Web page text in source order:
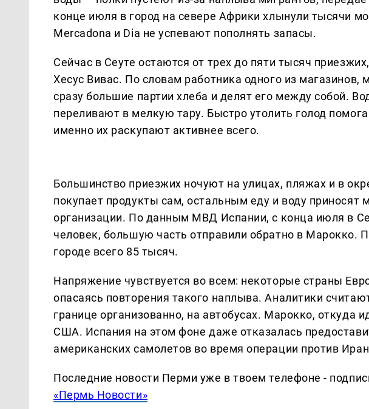
конце июля в город на севере Африки хлынули тысячи
Mercadona и Dia не успевают пополнять запасы.
Сейчас в Сеуте остаются от трех до пяти тысяч
Хесус Вивас. По словам работника одного из магазинов,
сразу большие партии хлеба и делят его между собой.
переливают в мелкую тару. Быстро утолить голод
именно их раскупают активнее всего.
Большинство приезжих ночуют на улицах, пляжах и в
покупает продукты сам, остальным еду и воду
организации. По данным МВД Испании, с конца июля в
человек, большую часть отправили обратно в Марокко.
городе всего 85 тысяч.
Напряжение чувствуется во всем: некоторые страны
опасаясь повторения такого наплыва. Аналитики
границе организованно, на автобусах. Марокко, откуда
США. Испания на этом фоне даже отказалась
американских самолетов во время операции против
Последние новости Перми уже в твоем телефоне -
«Пермь Новости»